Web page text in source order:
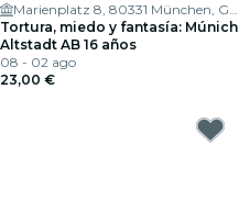
Marienplatz 8, 80331 München, Germany
Tortura, miedo y fantasía: Múnich
Altstadt AB 16 años
08 - 02 ago
23,00 €